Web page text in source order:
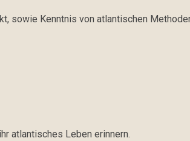
sowie Kenntnis von atlantischen
atlantisches Leben erinnern.